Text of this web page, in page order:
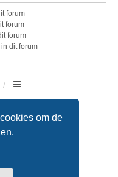
om de
forum
forum
forum
dit forum